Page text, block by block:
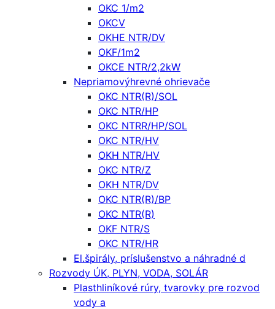
OKC 1/m2
OKCV
OKHE NTR/DV
OKF/1m2
OKCE NTR/2,2kW
Nepriamovýhrevné ohrievače
OKC NTR(R)/SOL
OKC NTR/HP
OKC NTRR/HP/SOL
OKC NTR/HV
OKH NTR/HV
OKC NTR/Z
OKH NTR/DV
OKC NTR(R)/BP
OKC NTR(R)
OKF NTR/S
OKC NTR/HR
El.špirály, príslušenstvo a náhradné d
Rozvody ÚK, PLYN, VODA, SOLÁR
Plasthliníkové rúry, tvarovky pre rozvod
vody a